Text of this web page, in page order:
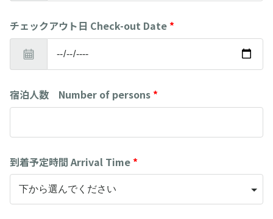
チェックアウト日 Check-out Date *
宿泊人数 Number of persons *
到着予定時間 Arrival Time *